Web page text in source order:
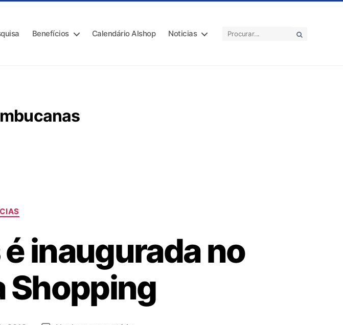
Benefícios Calendário Alshop Noticias
inaugurada no
Shopping